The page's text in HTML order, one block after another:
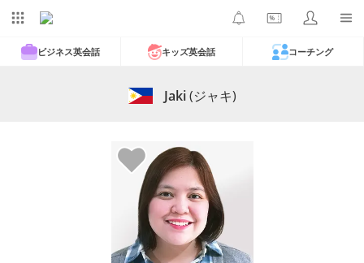
ビジネス英会話 キッズ英会話 コーチング
Jaki(ジャキ)